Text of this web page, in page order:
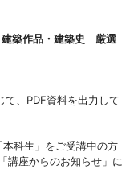
築作品・建築史 厳選
、PDF資料を出力して
科生」をご受講中の方
講座からのお知らせ」に